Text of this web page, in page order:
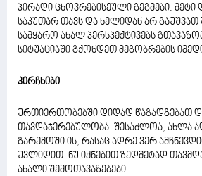
პირადი ცხოვრებისეული გეგმები.
საკუთარ თავს და ხელიდან არ გაუშვათ
სამყარო ახალ პერსპექტივებს
სიტუაციაში გქონდეთ მეგობრების
კირჩხიბი
ურთიერთობებში დიდად წაგადგებათ
თავდაჯერებულობა. შესაძლოა, ახლა
გარემოში ის, რასაც ადრე ვერ
უვლიდით. ნუ იქნებით ზედმეტად
ახალი შემოთავაზებები.